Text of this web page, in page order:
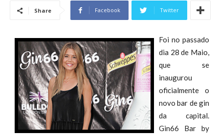
Share Facebook Twitter
Foi no passado
dia 28 de Maio,
que se
inaugurou
oficialmente o
novo bar de gin
da capital.
Gin66 Bar by